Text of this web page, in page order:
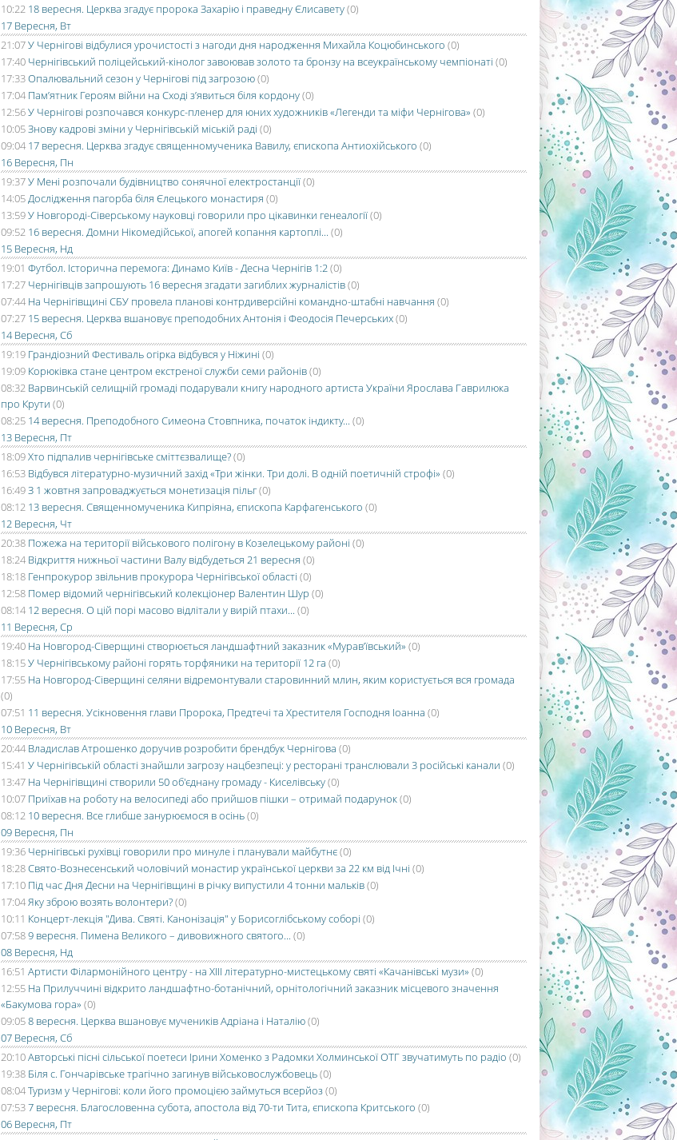
10:22 18 вересня. Церква згадує пророка Захарію і праведну Єлисавету(0)
17 Вересня, Вт
21:07У Чернігові відбулися урочистості з нагоди дня народження Михайла Коцюбинського (0)
17:40 Чернігівський поліцейський-кінолог завоював золото та бронзу на всеукраїнському чемпіонаті (0)
17:33Опалювальний сезон у Чернігові під загрозою(0)
17:04 Пам’ятник Героям війни на Сході з’явиться біля кордону(0)
12:56У Чернігові розпочався конкурс-пленер для юних художників «Легенди та міфи Чернігова» (0)
10:05Знову кадрові зміни у Чернігівській міській раді (0)
09:04 17 вересня. Церква згадує священномученика Вавилу, єпископа Антиохійського (0)
16 Вересня, Пн
19:37У Мені розпочали будівництво сонячної електростанції(0)
14:05Дослідження пагорба біля Єлецького монастиря (0)
13:59У Новгороді-Сіверському науковці говорили про цікавинки генеалогії(0)
09:52 16 вересня. Домни Нікомедійської, апогей копання картоплі... (0)
15 Вересня, Нд
19:01 Футбол. Історична перемога: Динамо Київ - Десна Чернігів 1:2(0)
17:27 Чернігівців запрошують 16 вересня згадати загиблих журналістів(0)
07:44 На Чернігівщині СБУ провела планові контрдиверсійні командно-штабні навчання (0)
07:27 15 вересня. Церква вшановує преподобних Антонія і Феодосія Печерських(0)
14 Вересня, Сб
19:19 Грандіозний Фестиваль огірка відбувся у Ніжині (0)
19:09 Корюківка стане центром екстреної служби семи районів(0)
08:32 Варвинській селищній громаді подарували книгу народного артиста України Ярослава Гаврилюка
про Крути (0)
08:25 14 вересня. Преподобного Симеона Стовпника, початок індикту... (0)
13 Вересня, Пт
18:09Хто підпалив чернігівське сміттєзвалище?(0)
16:53 Відбувся літературно-музичний захід «Три жінки. Три долі. В одній поетичній строфі» (0)
16:49З 1 жовтня запроваджується монетизація пільг(0)
08:12 13 вересня. Священномученика Кипріяна, єпископа Карфагенського (0)
12 Вересня, Чт
20:38 Пожежа на території військового полігону в Козелецькому районі (0)
18:24 Відкриття нижньої частини Валу відбудеться 21 вересня (0)
18:18 Генпрокурор звільнив прокурора Чернігівської області (0)
12:58 Помер відомий чернігівський колекціонер Валентин Шур (0)
08:14 12 вересня. О цій порі масово відлітали у вирій птахи... (0)
11 Вересня, Ср
19:40 На Новгород-Сіверщині створюється ландшафтний заказник «Мурав’ївський» (0)
18:15У Чернігівському районі горять торфяники на території 12 га (0)
17:55 На Новгород-Сіверщині селяни відремонтували старовинний млин, яким користується вся громада
(0)
07:51 11 вересня. Усікновення глави Пророка, Предтечі та Хрестителя Господня Іоанна (0)
10 Вересня, Вт
20:44 Владислав Атрошенко доручив розробити брендбук Чернігова (0)
15:41 У Чернігівській області знайшли загрозу нацбезпеці: у ресторані транслювали 3 російські канали (0)
13:47 На Чернігівщині створили 50 об'єднану громаду - Киселівську(0)
10:07 Приїхав на роботу на велосипеді або прийшов пішки – отримай подарунок(0)
08:12 10 вересня. Все глибше занурюємося в осінь(0)
09 Вересня, Пн
19:36 Чернігівські рухівці говорили про минуле і планували майбутнє(0)
18:28Свято-Вознесенський чоловічий монастир української церкви за 22 км від Ічні (0)
17:10 Під час Дня Десни на Чернігівщині в річку випустили 4 тонни мальків(0)
17:04Яку зброю возять волонтери?(0)
10:11 Концерт-лекція "Дива. Святі. Канонізація" у Борисоглібському соборі (0)
07:589 вересня. Пимена Великого – дивовижного святого... (0)
08 Вересня, Нд
16:51 Артисти Філармонійного центру - на ХІІІ літературно-мистецькому святі «Качанівські музи» (0)
12:55 На Прилуччині відкрито ландшафтно-ботанічний, орнітологічний заказник місцевого значення
«Бакумова гора» (0)
09:058 вересня. Церква вшановує мучеників Адріана і Наталію(0)
07 Вересня, Сб
20:10Авторські пісні сільської поетеси Ірини Хоменко з Радомки Холминської ОТГ звучатимуть по радіо (0)
19:38 Біля с. Гончарівське трагічно загинув військовослужбовець(0)
08:04Туризм у Чернігові: коли його промоцією займуться всерйоз(0)
07:537 вересня. Благословенна субота, апостола від 70-ти Тита, єпископа Критського (0)
06 Вересня, Пт